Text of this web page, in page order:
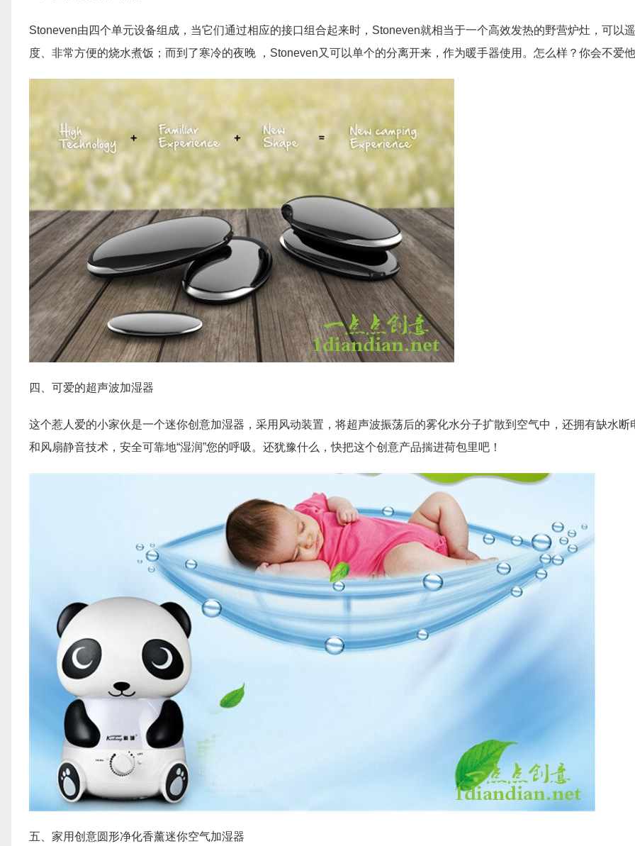
Stoneven由四个单元设备组成，当它们通过相应的接口组合起来时，Stoneven就相当于一个高效发热的野营炉灶，可以
度、非常方便的烧水煮饭；而到了寒冷的夜晚 ，Stoneven又可以单个的分离开来，作为暖手器使用。怎么样？你会不爱
四、可爱的超声波加湿器
这个惹人爱的小家伙是一个迷你创意加湿器，采用风动装置，将超声波振荡后的雾化水分子扩散到空气中，还拥有缺水断
和风扇静音技术，安全可靠地“湿润”您的呼吸。还犹豫什么，快把这个创意产品揣进荷包里吧！
五、家用创意圆形净化香薰迷你空气加湿器